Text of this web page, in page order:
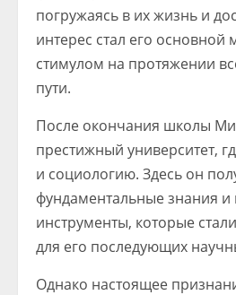
погружаясь в их жизнь и
интерес стал его основной
стимулом на протяжении
пути.
После окончания школы
престижный университет,
и социологию. Здесь он
фундаментальные знания и
инструменты, которые
для его последующих
Однако настоящее